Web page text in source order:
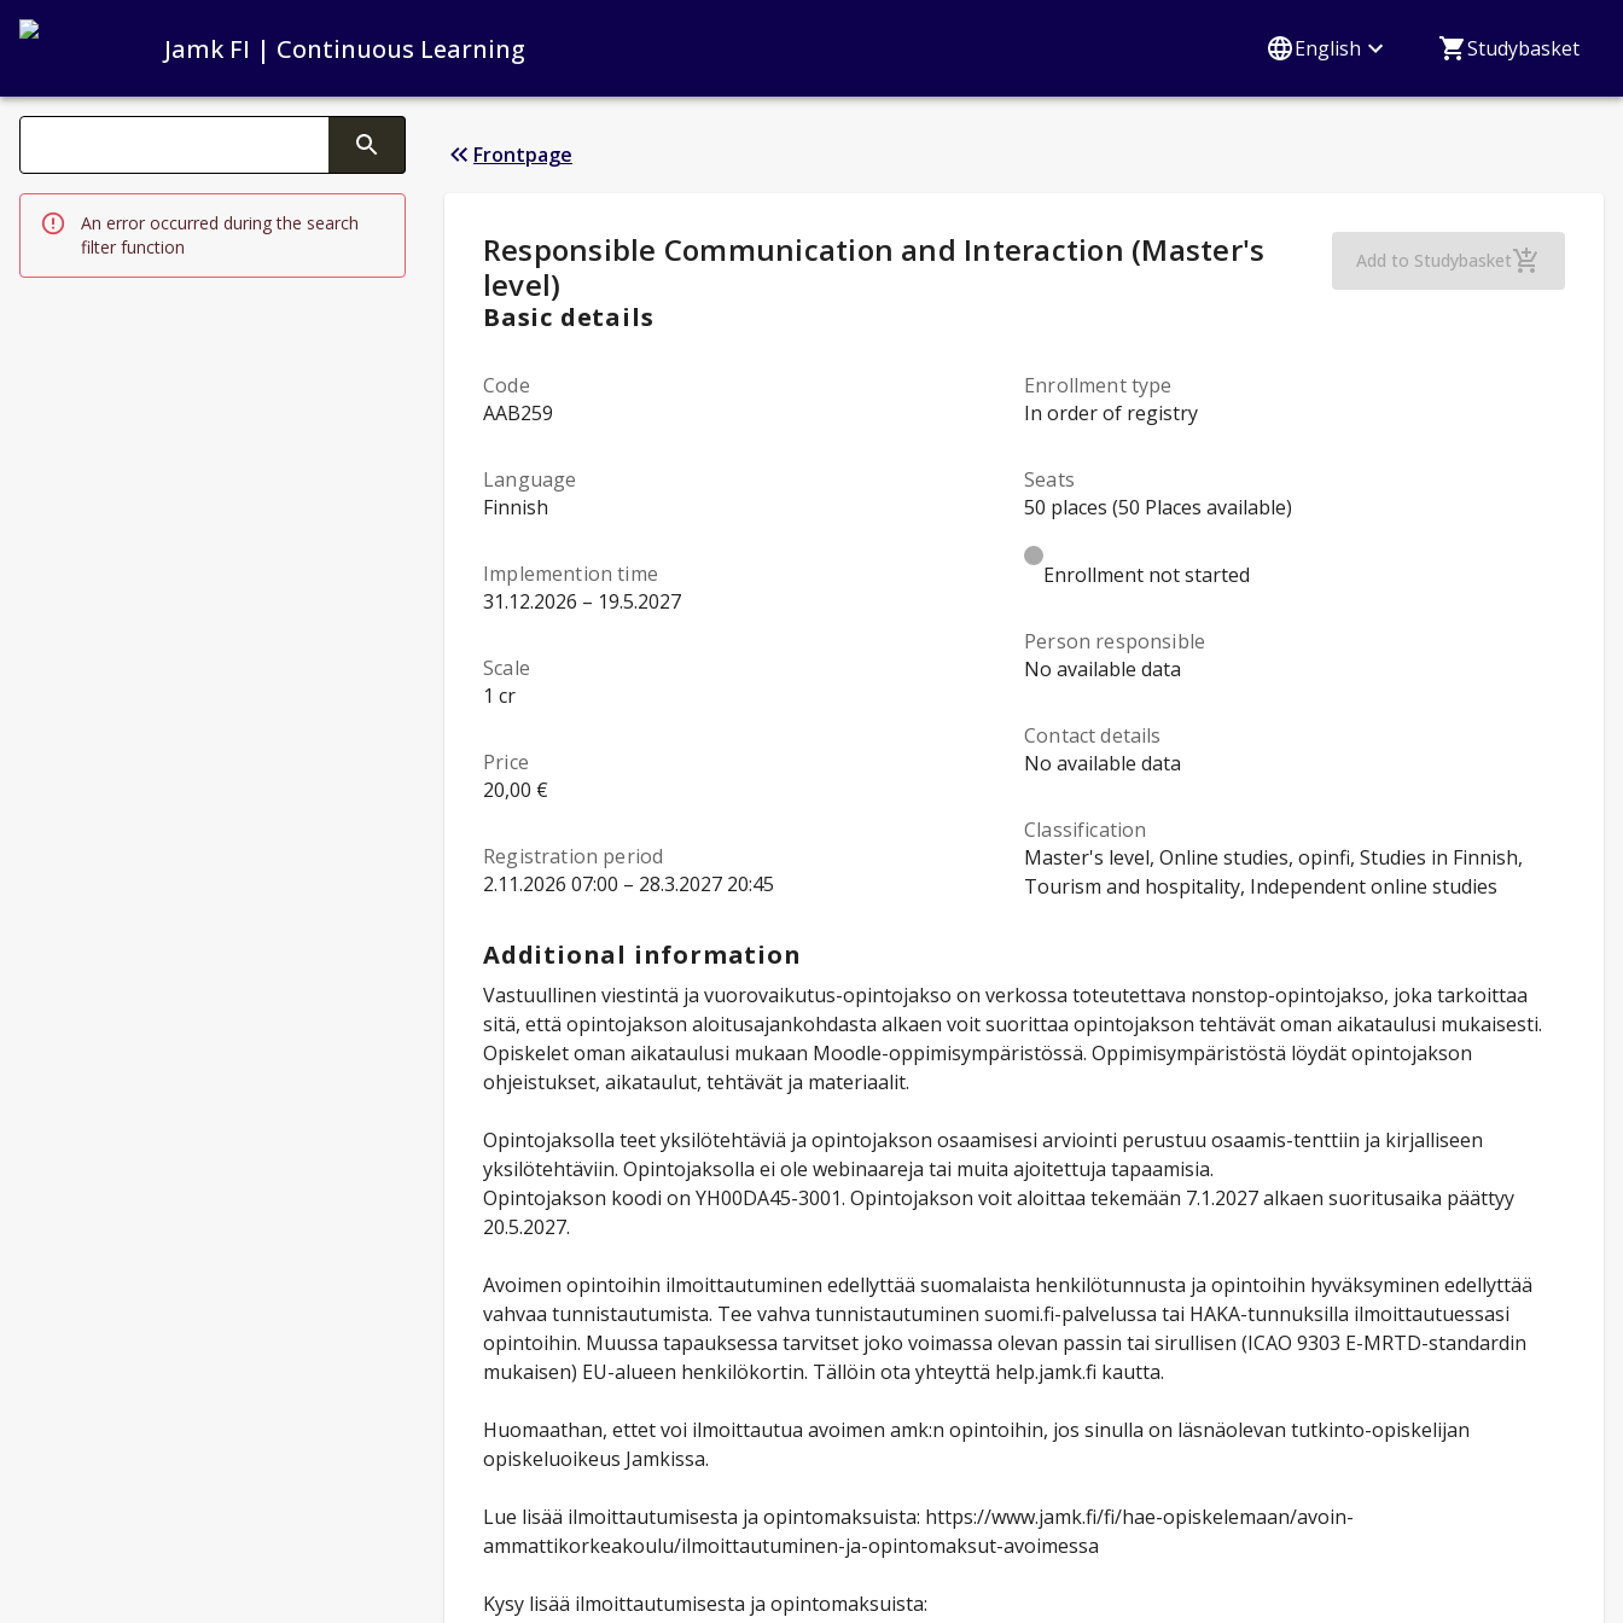
Jamk FI | Continuous Learning English Studybasket
Search filters
Changing the text triggers search
An error occurred during the search
filter function
Frontpage
Study Details:
Responsible Communication and Interaction (Master's
level)
Add to Studybasket
Responsible
Basic details
Code
AAB259
Language
Finnish
Implemention time
31.12.2026 – 19.5.2027
Scale
1 cr
Price
20,00 €
Registration period
2.11.2026 07:00 – 28.3.2027 20:45
Enrollment type
In order of registry
Seats
50 places (50 Places available)
Enrollment not started
Person responsible
No available data
Contact details
No available data
Classification
Master's level, Online studies, opinfi, Studies in Finnish,
Tourism and hospitality, Independent online studies
Additional information
Vastuullinen viestintä ja vuorovaikutus-opintojakso on verkossa toteutettava nonstop-opintojakso, joka tarkoittaa
sitä, että opintojakson aloitusajankohdasta alkaen voit suorittaa opintojakson tehtävät oman aikataulusi mukaisesti.
Opiskelet oman aikataulusi mukaan Moodle-oppimisympäristössä. Oppimisympäristöstä löydät opintojakson
ohjeistukset, aikataulut, tehtävät ja materiaalit.
Opintojaksolla teet yksilötehtäviä ja opintojakson osaamisesi arviointi perustuu osaamis-tenttiin ja kirjalliseen
yksilötehtäviin. Opintojaksolla ei ole webinaareja tai muita ajoitettuja tapaamisia.
Opintojakson koodi on YH00DA45-3001. Opintojakson voit aloittaa tekemään 7.1.2027 alkaen suoritusaika päättyy
20.5.2027.
Avoimen opintoihin ilmoittautuminen edellyttää suomalaista henkilötunnusta ja opintoihin hyväksyminen edellyttää
vahvaa tunnistautumista. Tee vahva tunnistautuminen suomi.fi-palvelussa tai HAKA-tunnuksilla ilmoittautuessasi
opintoihin. Muussa tapauksessa tarvitset joko voimassa olevan passin tai sirullisen (ICAO 9303 E-MRTD-standardin
mukaisen) EU-alueen henkilökortin. Tällöin ota yhteyttä help.jamk.fi kautta.
Huomaathan, ettet voi ilmoittautua avoimen amk:n opintoihin, jos sinulla on läsnäolevan tutkinto-opiskelijan
opiskeluoikeus Jamkissa.
Lue lisää ilmoittautumisesta ja opintomaksuista: https://www.jamk.fi/fi/hae-opiskelemaan/avoin-
ammattikorkeakoulu/ilmoittautuminen-ja-opintomaksut-avoimessa
Kysy lisää ilmoittautumisesta ja opintomaksuista: